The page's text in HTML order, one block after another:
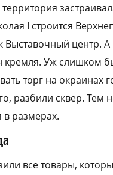
I строится
Выставочный центр.
кремля. Уж слишком
торг на
разбили сквер. Тем
размерах.
все товары,